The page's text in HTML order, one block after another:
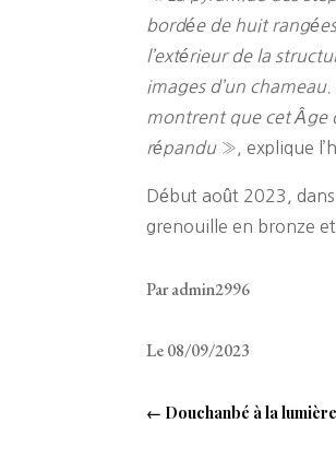
bordée de huit
l’extérieur de la
images d’un
montrent que cet Âge
répandu», explique
Début août 2023,
grenouille en bronze et
Par admin2996
Le 08/09/2023
← Douchanbé à la